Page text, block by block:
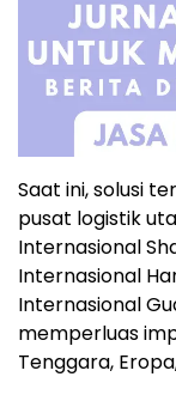
Saat ini, solusi
pusat logistik
Internasional
Internasional
Internasional
memperluas
Tenggara,